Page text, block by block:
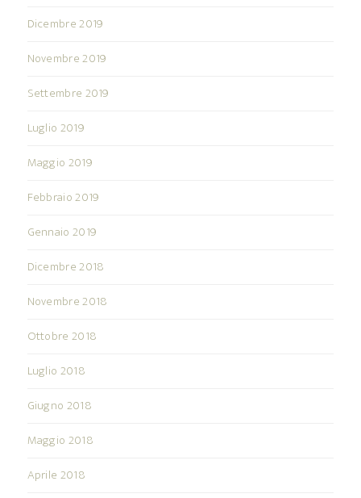
Dicembre 2019
Novembre 2019
Settembre 2019
Luglio 2019
Maggio 2019
Febbraio 2019
Gennaio 2019
Dicembre 2018
Novembre 2018
Ottobre 2018
Luglio 2018
Giugno 2018
Maggio 2018
Aprile 2018